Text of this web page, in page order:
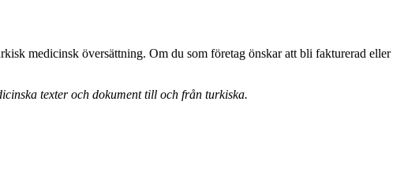
medicinsk översättning. Om du som företag önskar att bli fakturerad eller
texter och dokument till och från turkiska.